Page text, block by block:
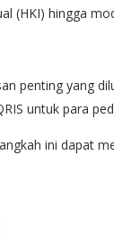
(HKI) hingga
penting yang
untuk para
ini dapat